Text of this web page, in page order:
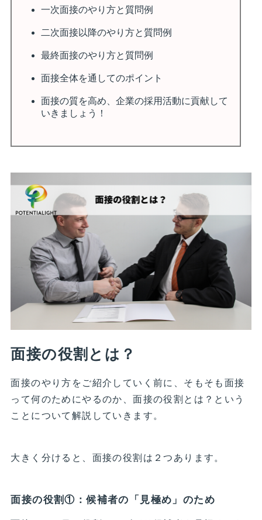
面接の役割とは？
面接のやり方をご紹介していく前に、そもそも面接
って何のためにやるのか、面接の役割とは？という
ことについて解説していきます。
大きく分けると、面接の役割は２つあります。
面接の役割①：候補者の「見極め」のため